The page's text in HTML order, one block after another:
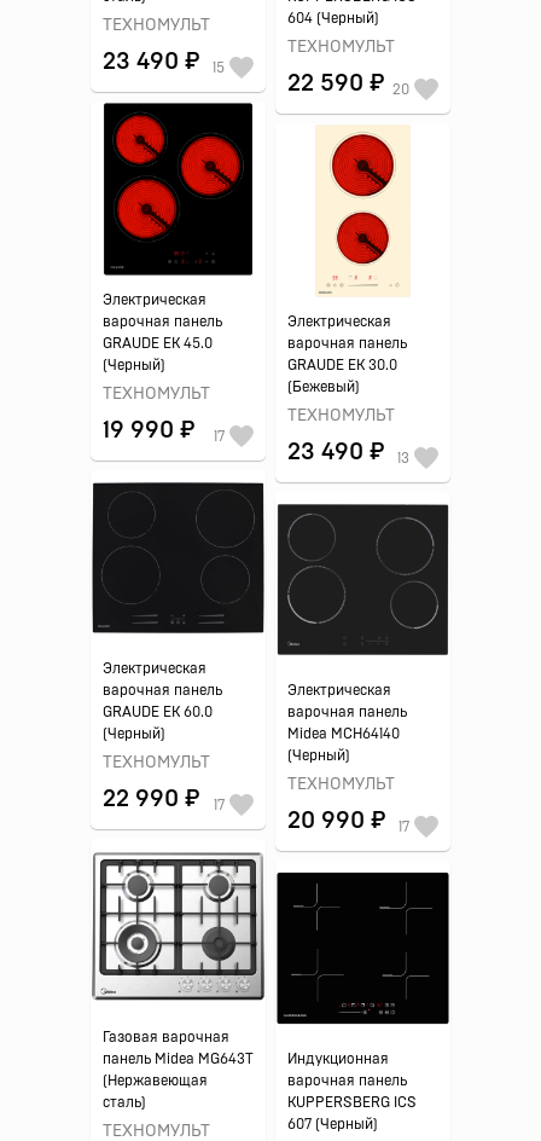
ТЕХНОМУЛЬТ
23 490 ₽ 15
604 (Черный)
ТЕХНОМУЛЬТ
22 590 ₽ 20
Электрическая
варочная панель
GRAUDE EK 45.0
(Черный)
ТЕХНОМУЛЬТ
19 990 ₽ 17
Электрическая
варочная панель
GRAUDE EK 30.0
(Бежевый)
ТЕХНОМУЛЬТ
23 490 ₽ 13
Электрическая
варочная панель
GRAUDE EK 60.0
(Черный)
ТЕХНОМУЛЬТ
22 990 ₽ 17
Электрическая
варочная панель
Midea MCH64140
(Черный)
ТЕХНОМУЛЬТ
20 990 ₽ 17
Газовая варочная
панель Midea MG643T
(Нержавеющая
сталь)
ТЕХНОМУЛЬТ
Индукционная
варочная панель
KUPPERSBERG ICS
607 (Черный)